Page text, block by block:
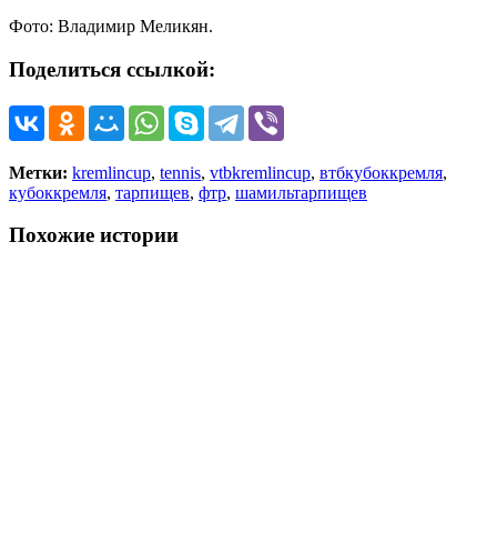
Фото: Владимир Меликян.
Поделиться ссылкой:
Метки: kremlincup, tennis, vtbkremlincup, втбкубоккремля,
кубоккремля, тарпищев, фтр, шамильтарпищев
Похожие истории